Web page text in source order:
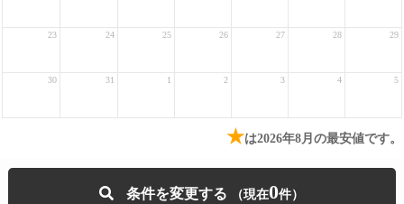
23 24 25 26 27 28 29
30 31 1 2 3 4 5
★は2026年8月の最安値です。
条件を変更する 0